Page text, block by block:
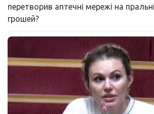
перетворив аптечні мережі на
грошей?